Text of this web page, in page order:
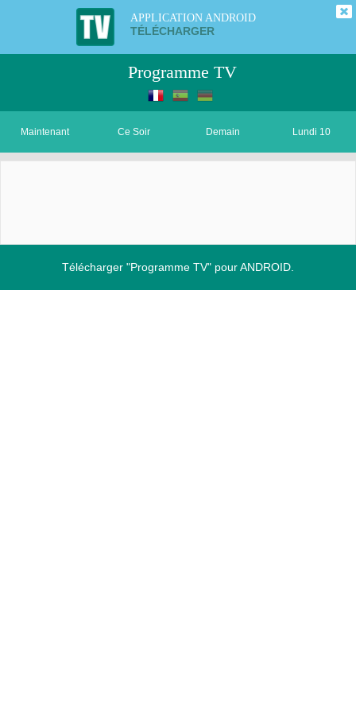
APPLICATION ANDROID
TÉLÉCHARGER
Programme TV
Maintenant Ce Soir Demain Lundi 10
Télécharger "Programme TV" pour ANDROID.